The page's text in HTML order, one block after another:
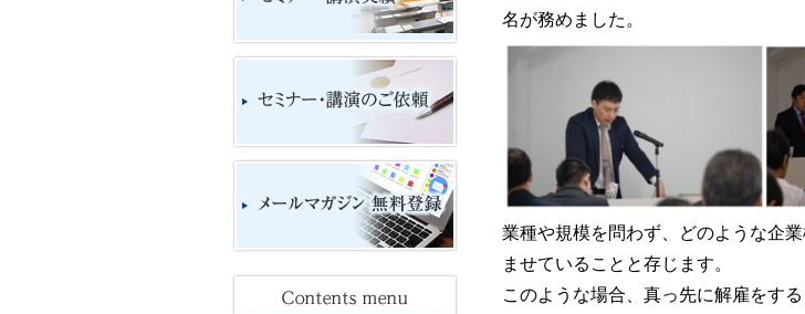
名が務めました。
業種や規模を問わず、どのような企
ませていることと存じます。
このような場合、真っ先に解雇をす